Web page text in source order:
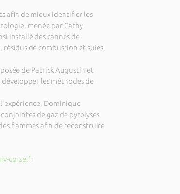
afin de mieux identifier les
menée par Cathy
installé des cannes de
de combustion et suies
de Patrick Augustin et
les méthodes de
Dominique
de gaz de pyrolyses
flammes afin de reconstruire
corse.fr